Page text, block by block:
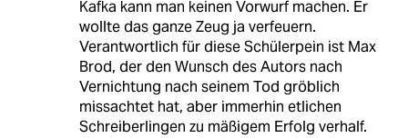
Kafka kann man keinen Vorwurf machen. Er
wollte das ganze Zeug ja verfeuern.
Verantwortlich für diese Schülerpein ist Max
Brod, der den Wunsch des Autors nach
Vernichtung nach seinem Tod gröblich
missachtet hat, aber immerhin etlichen
Schreiberlingen zu mäßigem Erfolg verhalf.